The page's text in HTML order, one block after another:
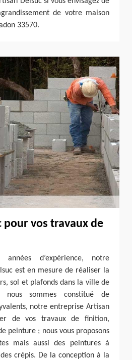
de votre maison
33570.
pour vos travaux de
d’expérience, notre
est en mesure de réaliser la
sol et plafonds dans la ville de
nous sommes constitué de
notre entreprise Artisan
de vos travaux de finition,
peinture ; nous vous proposons
mais aussi des peintures à
crépis. De la conception à la